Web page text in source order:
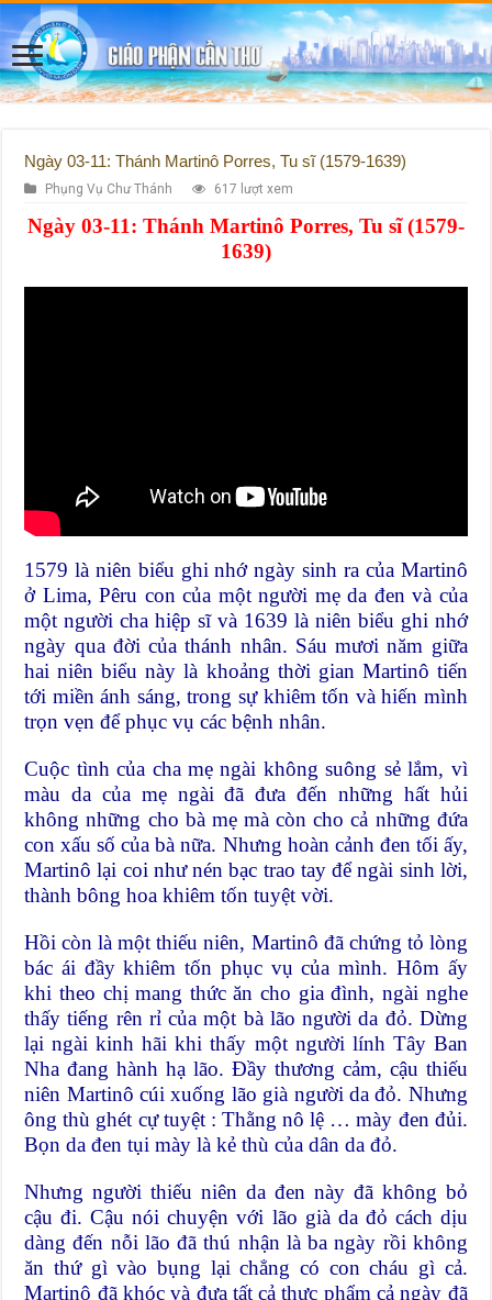
Ngày 03-11: Thánh Martinô Porres, Tu sĩ (1579-1639)
Phụng Vụ Chư Thánh 617 lượt xem
Ngày 03-11: Thánh Martinô Porres, Tu sĩ (1579-
1639)
1579 là niên biểu ghi nhớ ngày sinh ra của Martinô
ở Lima, Pêru con của một người mẹ da đen và của
một người cha hiệp sĩ và 1639 là niên biểu ghi nhớ
ngày qua đời của thánh nhân. Sáu mươi năm giữa
hai niên biểu này là khoảng thời gian Martinô tiến
tới miền ánh sáng, trong sự khiêm tốn và hiến mình
trọn vẹn để phục vụ các bệnh nhân.
Cuộc tình của cha mẹ ngài không suông sẻ lắm, vì
màu da của mẹ ngài đã đưa đến những hất hủi
không những cho bà mẹ mà còn cho cả những đứa
con xấu số của bà nữa. Nhưng hoàn cảnh đen tối ấy,
Martinô lại coi như nén bạc trao tay để ngài sinh lời,
thành bông hoa khiêm tốn tuyệt vời.
Hồi còn là một thiếu niên, Martinô đã chứng tỏ lòng
bác ái đầy khiêm tốn phục vụ của mình. Hôm ấy
khi theo chị mang thức ăn cho gia đình, ngài nghe
thấy tiếng rên rỉ của một bà lão người da đỏ. Dừng
lại ngài kinh hãi khi thấy một người lính Tây Ban
Nha đang hành hạ lão. Đầy thương cảm, cậu thiếu
niên Martinô cúi xuống lão già người da đỏ. Nhưng
ông thù ghét cự tuyệt : Thằng nô lệ … mày đen đủi.
Bọn da đen tụi mày là kẻ thù của dân da đỏ.
Nhưng người thiếu niên da đen này đã không bỏ
cậu đi. Cậu nói chuyện với lão già da đỏ cách dịu
dàng đến nỗi lão đã thú nhận là ba ngày rồi không
ăn thứ gì vào bụng lại chẳng có con cháu gì cả.
Martinô đã khóc và đưa tất cả thực phẩm cả ngày đã